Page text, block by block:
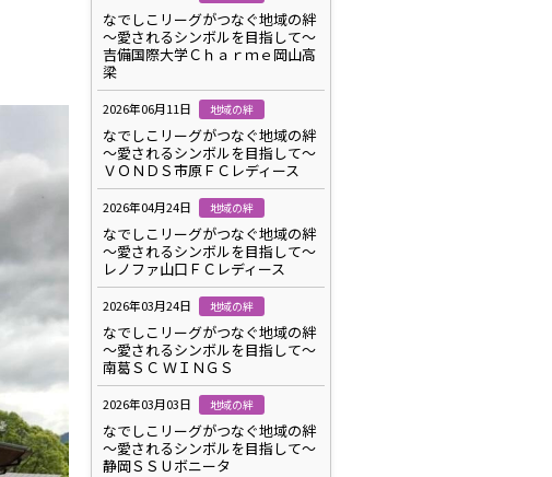
なでしこリーグがつなぐ地域の絆
～愛されるシンボルを目指して～
吉備国際大学Ｃｈａｒｍｅ岡山高
梁
2026年06月11日 地域の絆
なでしこリーグがつなぐ地域の絆
～愛されるシンボルを目指して～
ＶＯＮＤＳ市原ＦＣレディース
2026年04月24日 地域の絆
なでしこリーグがつなぐ地域の絆
～愛されるシンボルを目指して～
レノファ山口ＦＣレディース
2026年03月24日 地域の絆
なでしこリーグがつなぐ地域の絆
～愛されるシンボルを目指して～
南葛ＳＣ ＷＩＮＧＳ
2026年03月03日 地域の絆
なでしこリーグがつなぐ地域の絆
～愛されるシンボルを目指して～
静岡ＳＳＵボニータ